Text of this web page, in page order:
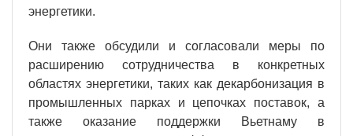
энергетики.
Они также обсудили и согласовали меры по
расширению сотрудничества в конкретных
областях энергетики, таких как декарбонизация в
промышленных парках и цепочках поставок, а
также оказание поддержки Вьетнаму в